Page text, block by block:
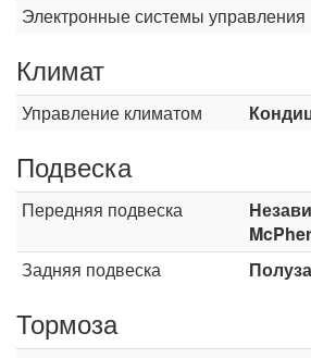
Электронные системы управления
Климат
Управление климатом
Подвеска
Передняя подвеска
Задняя подвеска
Тормоза